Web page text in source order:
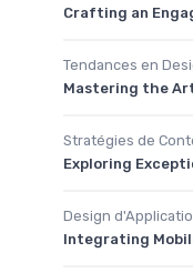
Crafting an
Tendances en
Mastering the
Stratégies de
Exploring
Design
Integrating